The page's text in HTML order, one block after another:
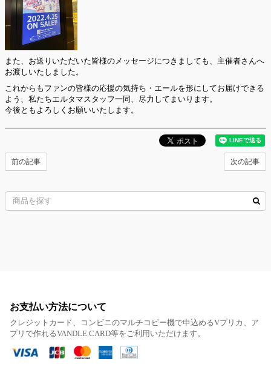
また、お送りいただいた皆様のメッセージにつきましても、主催者さんへ
お渡しいたしました。
これからもファンの皆様の応援の気持ち・エールを形にしてお届けできる
よう、私たちエルタマスタッフ一同、尽力してまいります。
今後ともよろしくお願いいたします。
次の記事
前の記事
お支払い方法について
クレジットカード、コンビニのマルチコピー機で申込めるVプリカ、ア
プリで作れるVANDLE CARD等をご利用いただけます。